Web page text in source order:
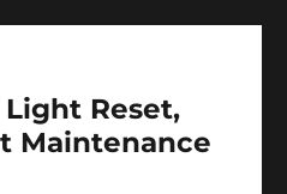
Reset,
Maintenance